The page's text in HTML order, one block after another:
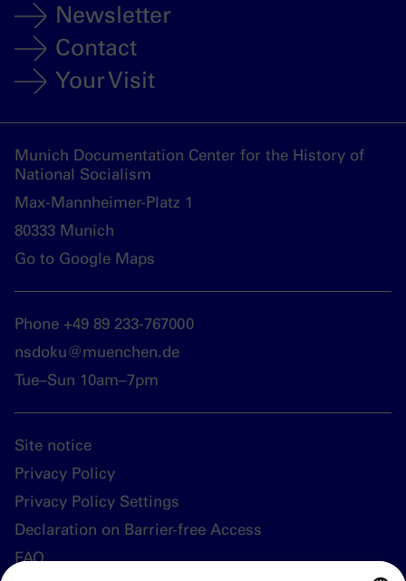
Newsletter
Contact
Your Visit
Munich Documentation Center for the History of
National Socialism
Max-Mannheimer-Platz 1
80333 Munich
Go to Google Maps
Phone +49 89 233-767000
nsdoku@muenchen.de
Tue–Sun 10am–7pm
Site notice
Privacy Policy
Privacy Policy Settings
Declaration on Barrier-free Access
FAQ